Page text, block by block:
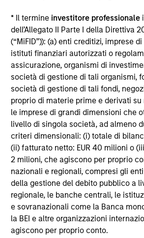
* Il termine investitore professionale
dell’Allegato II Parte I della Direttiva
(“MiFID”)): (a) enti creditizi, imprese
istituti finanziari autorizzati o
assicurazione, organismi di
società di gestione di tali organismi,
società di gestione di tali fondi,
proprio di materie prime e derivati
le imprese di grandi dimensioni che
livello di singola società, ad almeno
criteri dimensionali: (i) totale di
(ii) fatturato netto: EUR 40 milioni o
2 milioni, che agiscono per proprio
nazionali e regionali, compresi gli
della gestione del debito pubblico a
regionale, le banche centrali, le
e sovranazionali come la Banca
la BEI e altre organizzazioni
agiscono per proprio conto.
Why Quality Stocks Still
Today’s Market
Quality stocks have lagged in
history suggests durable
strong fundamentals remain well
create long-term shareholder
8-LUG-2026